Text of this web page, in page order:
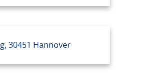
30451 Hannover